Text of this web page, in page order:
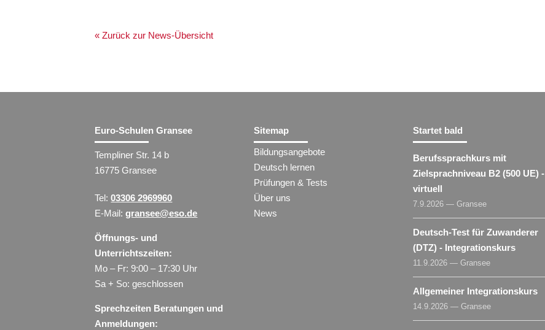
« Zurück zur News-Übersicht
Euro-Schulen Gransee
Templiner Str. 14 b
16775 Gransee
Tel:03306 2969960
E-Mail:gransee@eso.de
Öffnungs- und
Unterrichtszeiten:
Mo – Fr: 9:00 – 17:30 Uhr
Sa + So: geschlossen
Sprechzeiten Beratungen und
Anmeldungen:
Sitemap
Bildungsangebote
Deutsch lernen
Prüfungen & Tests
Über uns
News
Startet bald
Berufssprachkurs mit
Zielsprachniveau B2 (500 UE) -
virtuell
7.9.2026 — Gransee
Deutsch-Test für Zuwanderer
(DTZ) - Integrationskurs
11.9.2026 — Gransee
Allgemeiner Integrationskurs
14.9.2026 — Gransee